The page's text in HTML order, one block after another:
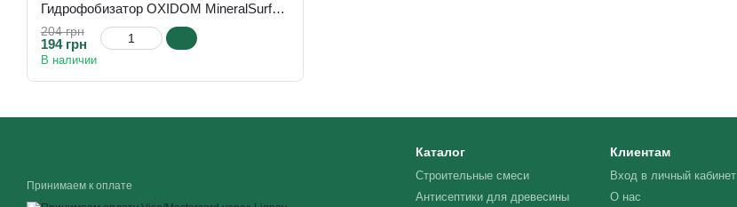
Гидрофобизатор OXIDOM MineralSurface-240, 1 л, бесцветный
204 грн
194 грн
В наличии
Принимаем к оплате
Каталог
Строительные смеси
Антисептики для древесины
Клиентам
Вход в личный кабинет
О нас